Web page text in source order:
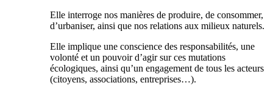
Elle interroge nos manières de produire, de consommer,
d’urbaniser, ainsi que nos relations aux milieux naturels.
Elle implique une conscience des responsabilités, une
volonté et un pouvoir d’agir sur ces mutations
écologiques, ainsi qu’un engagement de tous les acteurs
(citoyens, associations, entreprises…).